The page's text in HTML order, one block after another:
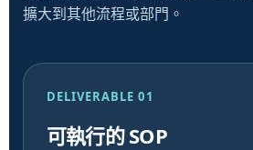
擴大到其他流程或部門。
DELIVERABLE 01
可執行的 SOP